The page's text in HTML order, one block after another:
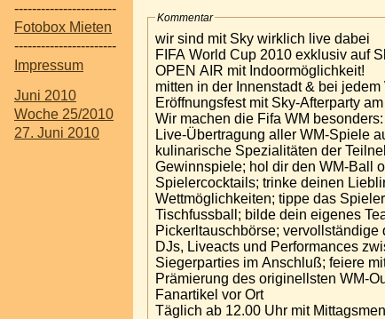
-----------------------
Fotobox Mieten
-----------------------
Impressum
Juni 2010
Woche 25/2010
27. Juni 2010
Kommentar
wir sind mit Sky wirklich live dabei
FIFA World Cup 2010 exklusiv auf
OPEN AIR mit Indoormöglichkeit!
mitten in der Innenstadt & bei jedem
Eröffnungsfest mit Sky-Afterparty
Wir machen die Fifa WM besonders:
Live-Übertragung aller WM-Spiele
kulinarische Spezialitäten der
Gewinnspiele; hol dir den WM-Ball
Spielercocktails; trinke deinen
Wettmöglichkeiten; tippe das
Tischfussball; bilde dein eigenes
Pickerltauschbörse; vervollständige
DJs, Liveacts und Performances
Siegerparties im Anschluß; feiere
Prämierung des originellsten WM-
Fanartikel vor Ort
Täglich ab 12.00 Uhr mit